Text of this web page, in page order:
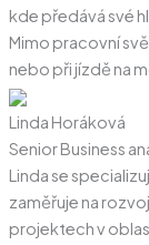
kde předává své
Mimo pracovní
nebo při jízdě na
Linda Horáková
Senior Business
Linda se
zaměřuje na
projektech v